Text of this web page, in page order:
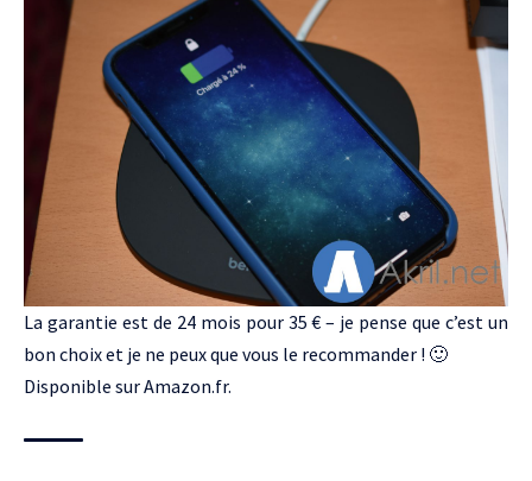
La garantie est de 24 mois pour 35 € – je pense que c’est un
bon choix et je ne peux que vous le recommander ! 🙂
Disponible surAmazon.fr.